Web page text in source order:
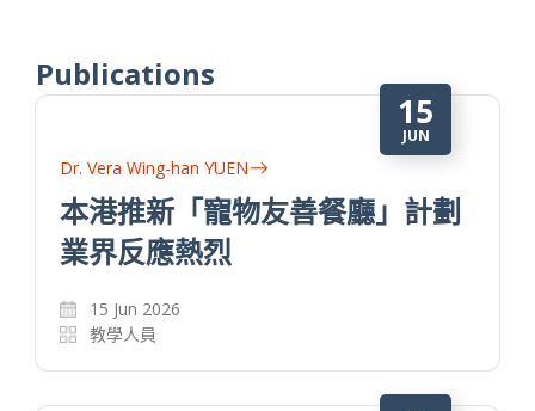
Publications
15
JUN
Dr. Vera Wing-han YUEN
本港推新「寵物友善餐廳」計劃
業界反應熱烈
15 Jun 2026
教學人員